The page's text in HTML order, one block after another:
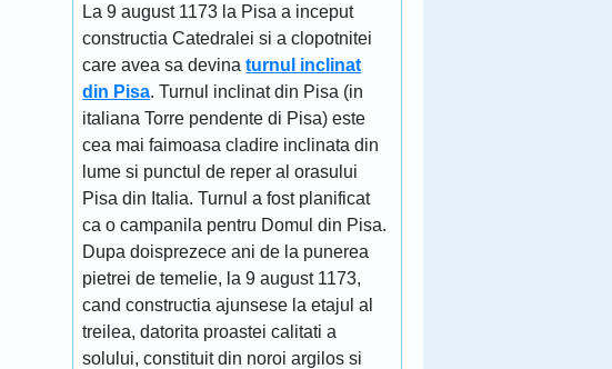
La 9 august 1173 la Pisa a inceput
constructia Catedralei si a clopotnitei
care avea sa devinaturnul inclinat
din Pisa. Turnul inclinat din Pisa (in
italiana Torre pendente di Pisa) este
cea mai faimoasa cladire inclinata din
lume si punctul de reper al orasului
Pisa din Italia. Turnul a fost planificat
ca o campanila pentru Domul din Pisa.
Dupa doisprezece ani de la punerea
pietrei de temelie, la 9 august 1173,
cand constructia ajunsese la etajul al
treilea, datorita proastei calitati a
solului, constituit din noroi argilos si